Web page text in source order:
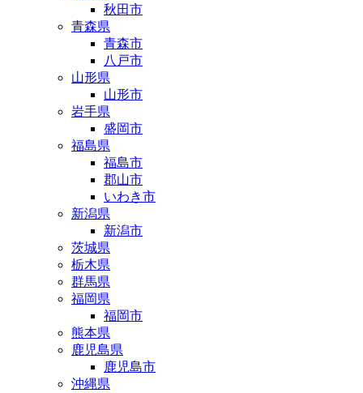
秋田市
青森県
青森市
八戸市
山形県
山形市
岩手県
盛岡市
福島県
福島市
郡山市
いわき市
新潟県
新潟市
茨城県
栃木県
群馬県
福岡県
福岡市
熊本県
鹿児島県
鹿児島市
沖縄県